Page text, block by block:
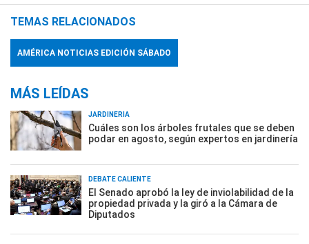
TEMAS RELACIONADOS
AMÉRICA NOTICIAS EDICIÓN SÁBADO
MÁS LEÍDAS
JARDINERÍA
Cuáles son los árboles frutales que se deben
podar en agosto, según expertos en jardinería
DEBATE CALIENTE
El Senado aprobó la ley de inviolabilidad de la
propiedad privada y la giró a la Cámara de
Diputados